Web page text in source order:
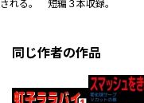
される。 短編３本収録。
同じ作者の作品